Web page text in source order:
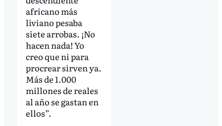
africano más
liviano pesaba
siete arrobas. ¡No
hacen nada! Yo
creo que ni para
procrear sirven ya.
Más de 1.000
millones de reales
al año se gastan en
ellos”.